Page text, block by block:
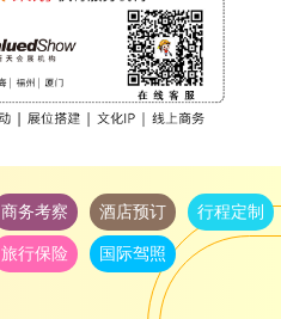
商务考察 酒店预订 行程定制
旅行保险 国际驾照